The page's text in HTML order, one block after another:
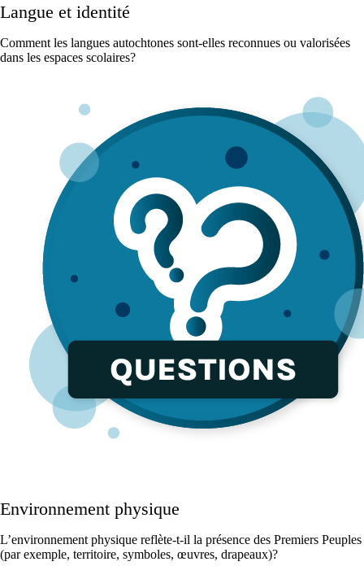
Langue et identité
Comment les langues autochtones sont-elles reconnues ou valorisées
dans les espaces scolaires?
Environnement physique
L’environnement physique reflète-t-il la présence des Premiers Peuples
(par exemple, territoire, symboles, œuvres, drapeaux)?